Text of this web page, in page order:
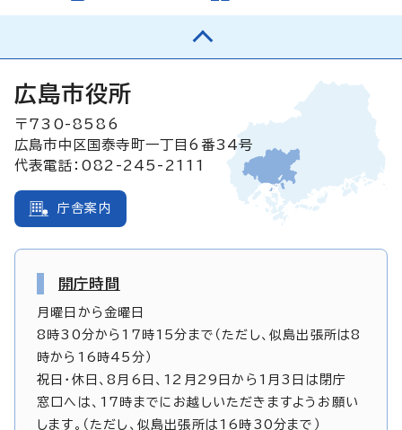
広島市役所
〒730-8586
広島市中区国泰寺町一丁目6番34号
代表電話：082-245-2111
庁舎案内
開庁時間
月曜日から金曜日
8時30分から17時15分まで（ただし、似島出張所は8
時から16時45分）
祝日・休日、8月6日、12月29日から1月3日は閉庁
窓口へは、17時までにお越しいただきますようお願い
します。（ただし、似島出張所は16時30分まで）